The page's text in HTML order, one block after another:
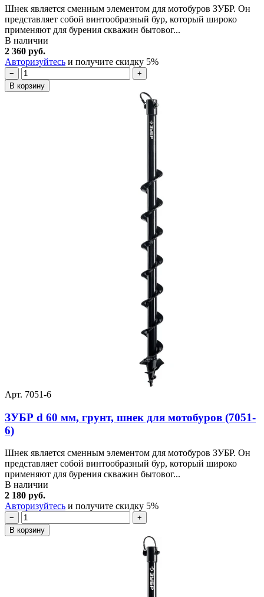
Шнек является сменным элементом для мотобуров ЗУБР. Он
представляет собой винтообразный бур, который широко
применяют для бурения скважин бытовог...
В наличии
2 360 руб.
Авторизуйтесь и получите скидку 5%
−
+
В корзину
Арт. 7051-6
ЗУБР d 60 мм, грунт, шнек для мотобуров (7051-
6)
Шнек является сменным элементом для мотобуров ЗУБР. Он
представляет собой винтообразный бур, который широко
применяют для бурения скважин бытовог...
В наличии
2 180 руб.
Авторизуйтесь и получите скидку 5%
−
+
В корзину